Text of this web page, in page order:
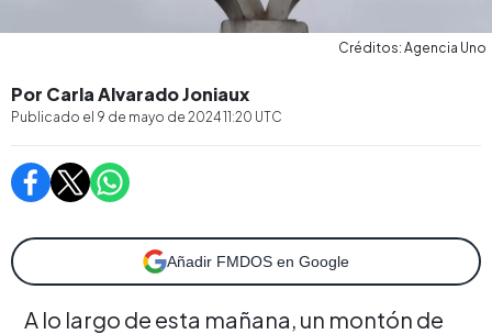
Créditos: Agencia Uno
Por Carla Alvarado Joniaux
Publicado el 9 de mayo de 2024 11:20 UTC
Añadir FMDOS en Google
A lo largo de esta mañana, un montón de